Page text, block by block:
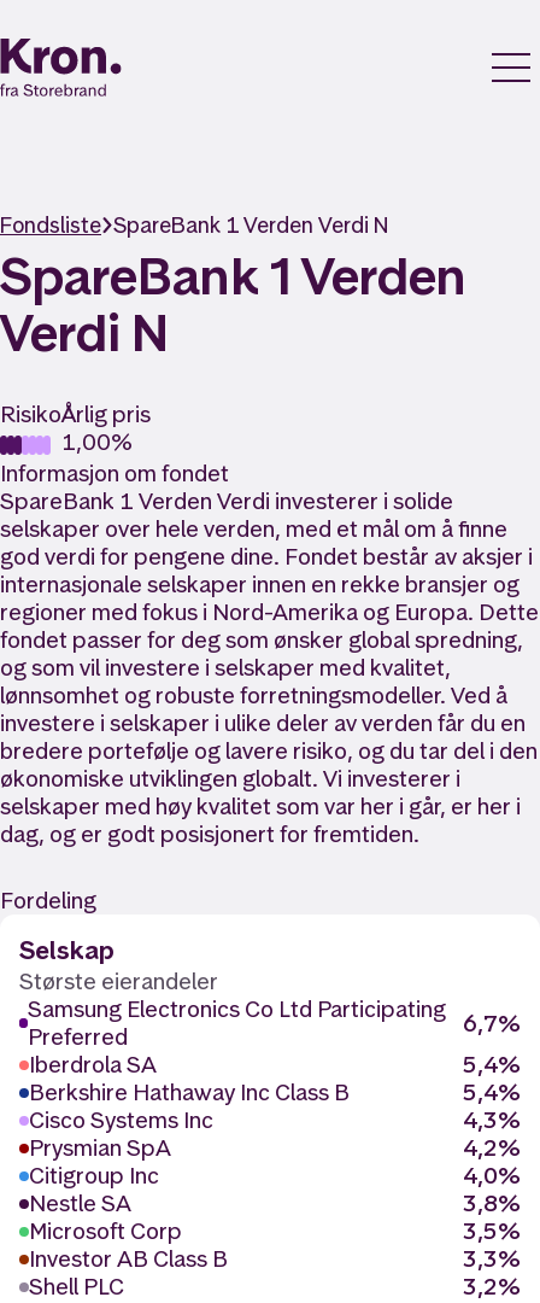
Fondsliste SpareBank 1 Verden Verdi N
SpareBank 1 Verden
Verdi N
RisikoÅrlig pris
1,00%
Informasjon om fondet
SpareBank 1 Verden Verdi investerer i solide
selskaper over hele verden, med et mål om å finne
god verdi for pengene dine. Fondet består av aksjer i
internasjonale selskaper innen en rekke bransjer og
regioner med fokus i Nord-Amerika og Europa. Dette
fondet passer for deg som ønsker global spredning,
og som vil investere i selskaper med kvalitet,
lønnsomhet og robuste forretningsmodeller. Ved å
investere i selskaper i ulike deler av verden får du en
bredere portefølje og lavere risiko, og du tar del i den
økonomiske utviklingen globalt. Vi investerer i
selskaper med høy kvalitet som var her i går, er her i
dag, og er godt posisjonert for fremtiden.
Fordeling
Selskap
Største eierandeler
Samsung Electronics Co Ltd Participating
Preferred
6,7%
Iberdrola SA
5,4%
Berkshire Hathaway Inc Class B
5,4%
Cisco Systems Inc
4,3%
Prysmian SpA
4,2%
Citigroup Inc
4,0%
Nestle SA
3,8%
Microsoft Corp
3,5%
Investor AB Class B
3,3%
Shell PLC
3,2%